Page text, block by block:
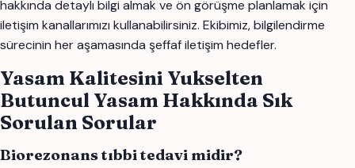
hakkında detaylı bilgi almak ve ön görüşme planlamak için
iletişim kanallarımızı kullanabilirsiniz. Ekibimiz, bilgilendirme
sürecinin her aşamasında şeffaf iletişim hedefler.
Yasam Kalitesini Yukselten
Butuncul Yasam Hakkında Sık
Sorulan Sorular
Biorezonans tıbbi tedavi midir?